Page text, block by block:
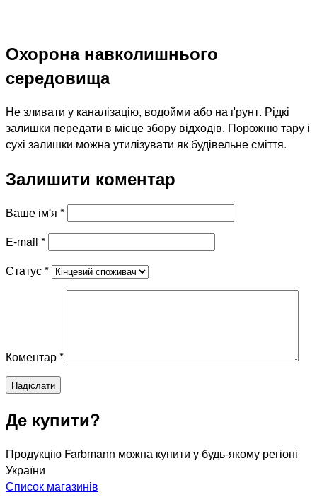
Охорона навколишнього
середовища
Не зливати у каналізацію, водойми або на ґрунт. Рідкі
залишки передати в місце збору відходів. Порожню тару і
сухі залишки можна утилізувати як будівельне сміття.
Залишити коментар
Ваше ім'я *
E-mail *
Статус*
Коментар*
Де купити?
Продукцію Farbmann можна купити у будь-якому регіоні
України
Список магазинів